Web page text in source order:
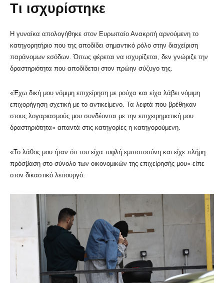
Τι ισχυρίστηκε
Η γυναίκα απολογήθηκε στον Ευρωπαίο Ανακριτή αρνούμενη το
κατηγορητήριο που της αποδίδει σημαντικό ρόλο στην διαχείριση
παράνομων εσόδων. Όπως φέρεται να ισχυρίζεται, δεν γνώριζε την
δραστηριότητα που αποδίδεται στον πρώην σύζυγο της.
«Έχω δική μου νόμιμη επιχείρηση με ρούχα και είχα λάβει νόμιμη
επιχορήγηση σχετική με το αντικείμενο. Τα λεφτά που βρέθηκαν
στους λογαριασμούς μου συνδέονται με την επιχειρηματική μου
δραστηριότητα» απαντά στις κατηγορίες η κατηγορούμενη.
«Το λάθος μου ήταν ότι του είχα τυφλή εμπιστοσύνη και είχε πλήρη
πρόσβαση στο σύνολο των οικονομικών της επιχείρησής μου» είπε
στον δικαστικό λειτουργό.